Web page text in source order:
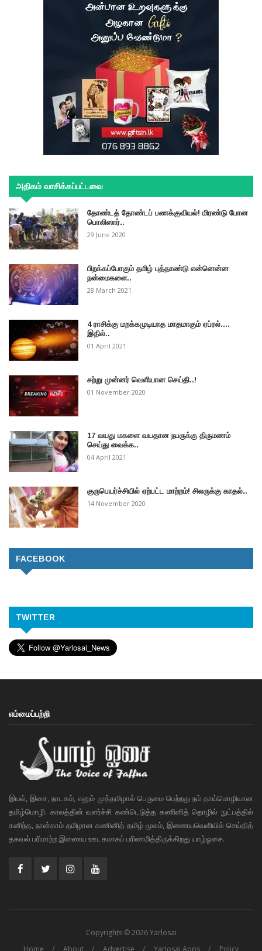
அதிகம் வாசிக்கப்பட்டவை
தோண்டத் தோண்டப் பணக்குவியல்! மிரண்டு போன
பொலிஸார்..
29 June 2020
பிறக்கப்போகும் தமிழ் புத்தாண்டு என்னென்ன
நன்மைகளை..
28 March 2021
4 ராசிக்கு மறக்கமுடியாத மாதமாகும் ஏப்ரல்....
இதில்..
01 April 2021
சற்று முன்னர் வெளியான செய்தி..!
01 November 2020
17 வயது மகளை வயதான நபருக்கு திருமணம்
செய்து வைக்க..
04 April 2021
குருபெயர்ச்சியில் ஏற்பட்ட மாற்றம்! சிலருக்கு காதல்..
14 November 2020
FACEBOOK
TWITTER
எம்மைப்பற்றி
இயல், இசை, நாடகம், எனும் முத்தமிழால் பெருமை பெற்றது நம் தாய்மொழியான
தமிழ்மொழி. காலத்தின் வளர்ச்சி கண்டெடுத்த கணினித் தொழில் நுட்பத்தில்
கனிந்த, நான்காம் தமிழான கணினித் தமிழ் மூலம், இணையவெளியில் செய்தித்
தகவல் பரிமாற்ற இணைய ஊடகமாகப் பரிணமித்திருக்கிறது யாழ்ஓசை.
Copyrights © 2026 Yarlosai
Home
About Advertise Yarlosai Apps Policy